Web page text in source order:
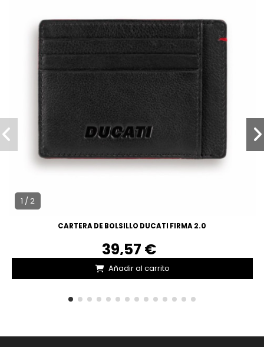
1 / 2
CARTERA DE BOLSILLO DUCATI FIRMA 2.0
39,57 €
Añadir al carrito